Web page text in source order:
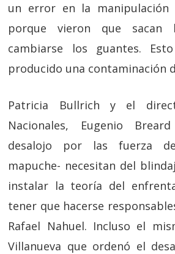
un error en la manipulación
porque vieron que sacan
cambiarse los guantes.
producido una contaminación
Patricia Bullrich y el
Nacionales, Eugenio
desalojo por las fuerza
mapuche- necesitan del
instalar la teoría del
tener que hacerse
Rafael Nahuel. Incluso el
Villanueva que ordenó el